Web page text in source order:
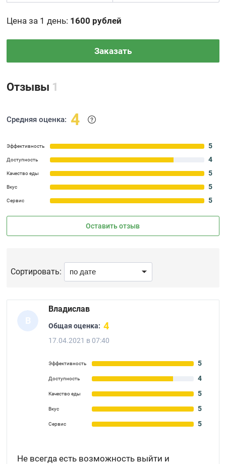
Цена за 1 день: 1600 рублей
Заказать
Отзывы 1
Средняя оценка: 4
Эффективность 5
Доступность 4
Качество еды 5
Вкус 5
Сервис 5
Оставить отзыв
Сортировать:
В
Владислав
Общая оценка: 4
17.04.2021 в 07:40
Эффективность 5
Доступность 4
Качество еды 5
Вкус 5
Сервис 5
Не всегда есть возможность выйти и